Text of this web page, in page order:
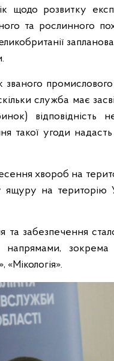
щодо розвитку
та рослинного
служба має
відповідність
такої угоди
хвороб на
ящуру на територію
забезпечення
зокрема